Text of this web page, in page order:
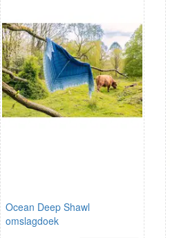
Ocean Deep Shawl
omslagdoek